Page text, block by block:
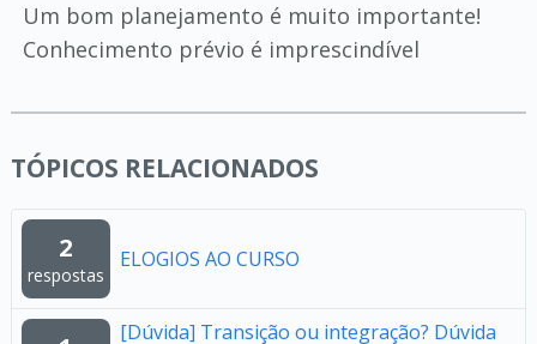
Um bom planejamento é muito importante!
Conhecimento prévio é imprescindível
TÓPICOS RELACIONADOS
2
respostas
ELOGIOS AO CURSO
[Dúvida] Transição ou integração? Dúvida